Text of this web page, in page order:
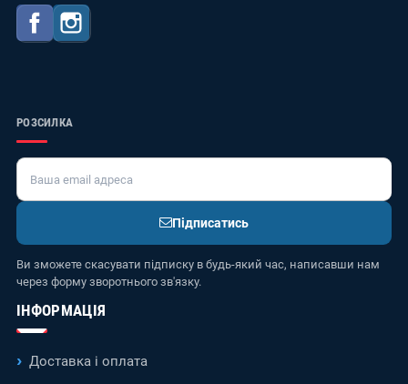
Facebook
РОЗСИЛКА
Підписатись
Ви зможете скасувати підписку в будь-який час, написавши нам
через форму зворотнього зв'язку.
ІНФОРМАЦІЯ
Доставка і оплата